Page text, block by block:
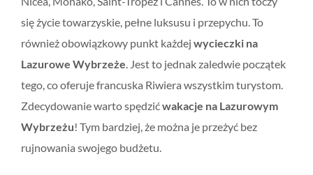
się życie towarzyskie, pełne luksusu i przepychu. To
również obowiązkowy punkt każdej wycieczki na
Lazurowe Wybrzeże. Jest to jednak zaledwie początek
tego, co oferuje francuska Riwiera wszystkim turystom.
Zdecydowanie warto spędzićwakacje na Lazurowym
Wybrzeżu! Tym bardziej, że można je przeżyć bez
rujnowania swojego budżetu.